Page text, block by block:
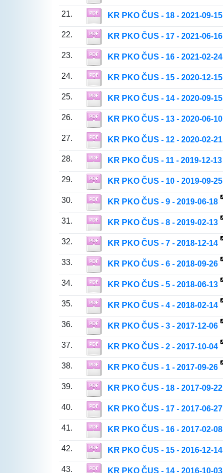
21. KR PKO ČUS - 18 - 2021-09-15
22. KR PKO ČUS - 17 - 2021-06-16
23. KR PKO ČUS - 16 - 2021-02-24
24. KR PKO ČUS - 15 - 2020-12-15
25. KR PKO ČUS - 14 - 2020-09-15
26. KR PKO ČUS - 13 - 2020-06-10
27. KR PKO ČUS - 12 - 2020-02-21
28. KR PKO ČUS - 11 - 2019-12-13
29. KR PKO ČUS - 10 - 2019-09-25
30. KR PKO ČUS - 9 - 2019-06-18
31. KR PKO ČUS - 8 - 2019-02-13
32. KR PKO ČUS - 7 - 2018-12-14
33. KR PKO ČUS - 6 - 2018-09-26
34. KR PKO ČUS - 5 - 2018-06-13
35. KR PKO ČUS - 4 - 2018-02-14
36. KR PKO ČUS - 3 - 2017-12-06
37. KR PKO ČUS - 2 - 2017-10-04
38. KR PKO ČUS - 1 - 2017-09-26
39. KR PKO ČUS - 18 - 2017-09-22
40. KR PKO ČUS - 17 - 2017-06-27
41. KR PKO ČUS - 16 - 2017-02-08
42. KR PKO ČUS - 15 - 2016-12-14
43. KR PKO ČUS - 14 - 2016-10-03